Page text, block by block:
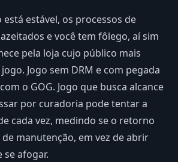
estável, os processos de
e você tem fôlego, aí sim
pela loja cujo público mais
Jogo sem DRM e com pegada
o GOG. Jogo que busca alcance
por curadoria pode tentar a
cada vez, medindo se o retorno
manutenção, em vez de abrir
se afogar.